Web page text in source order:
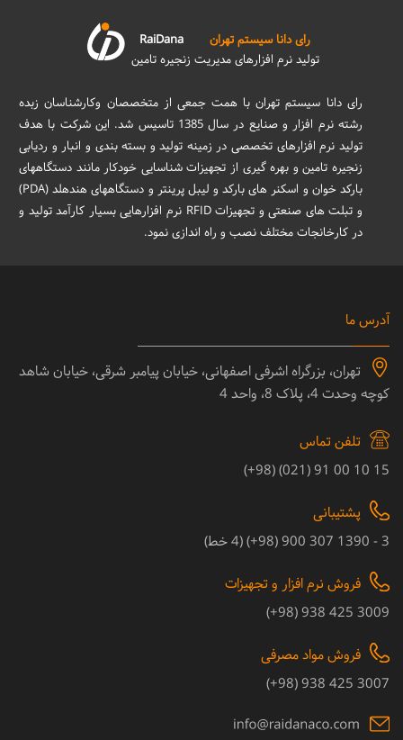
رای دانا سیستم تهران
RaiDana
تولید نرم افزارهای مدیریت زنجیره تامین
رای دانا سیستم تهران با همت جمعی از متخصصان وکارشناسان زبده
رشته نرم افزار و صنایع در سال 1385 تاسیس شد. این شرکت با هدف
تولید نرم افزارهای تخصصی در زمینه تولید و بسته بندی و انبار و ردیابی
زنجیره تامین و بهره گیری از تجهیزات شناسایی خودکار مانند دستگاههای
بارکد خوان و اسکنر های بارکد و لیبل پرینتر و دستگاههای هندهلد (PDA)
و تبلت های صنعتی و تجهیزات RFID نرم افزارهایی بسیار کارآمد تولید و
در کارخانجات مختلف نصب و راه اندازی نمود.
آدرس ما
تهران، بزرگراه اشرفی اصفهانی، خیابان پیامبر شرقی، خیابان شاهد
کوچه وحدت 4، پلاک 8، واحد 4
تلفن تماس
15 10 00 91 (021) (98+)
پشتیبانی
3 - 1390 307 900 (98+) (4 خط)
فروش نرم افزار و تجهیزات
3009 425 938 (98+)
فروش مواد مصرفی
3007 425 938 (98+)